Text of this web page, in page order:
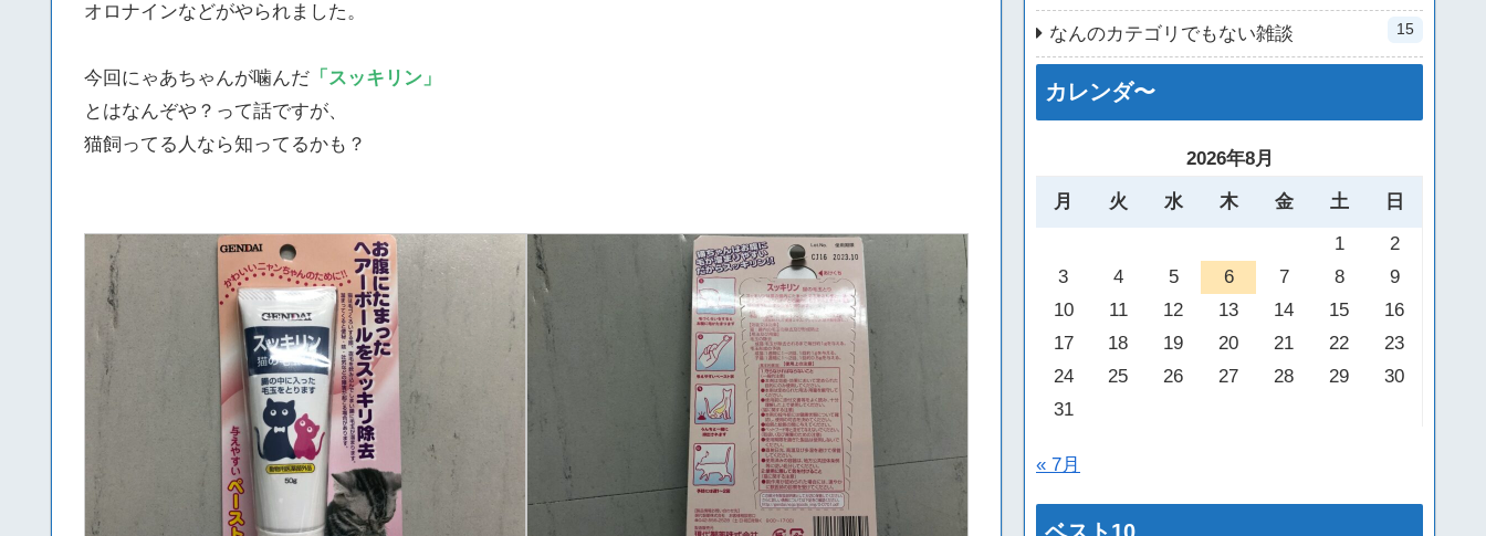
オロナインなどがやられました。
今回にゃあちゃんが噛んだ 「スッキリン」
とはなんぞや？って話ですが、
猫飼ってる人なら知ってるかも？
なんのカテゴリでもない雑談 15
カレンダ〜
2026年8月
月 火 水 木 金 土
日
1
2
3
4 5 6 7 8
9
10
11 12 13 14 15
16
17
18 19 20 21 22
23
24
25 26 27 28 29
30
31
« 7月